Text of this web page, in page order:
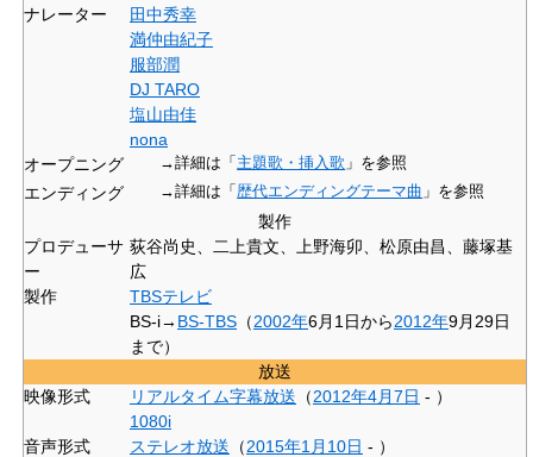
ナレーター
田中秀幸
満仲由紀子
服部潤
DJ TARO
塩山由佳
nona
オープニング
→詳細は「 主題歌・挿入歌 」を参照
エンディング →詳細は「 歴代エンディングテーマ曲 」を参照
製作
プロデューサ
ー
荻谷尚史、二上貴文、上野海卯、松原由昌、藤塚基
広
製作
TBSテレビ
BS-i→ BS-TBS （2002年6月1日から2012年9月29日
まで）
放送
映像形式
リアルタイム字幕放送 （2012年4月7日 - ）
1080i
音声形式
ステレオ放送 （2015年1月10日 - ）